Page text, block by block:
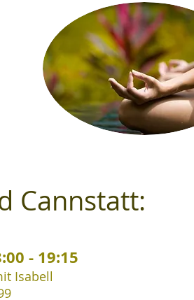
Cannstatt:
- 19:15
Isabell